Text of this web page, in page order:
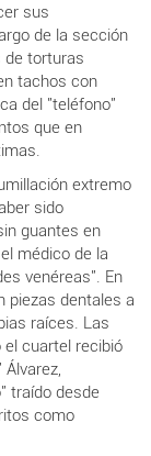
sus
de la sección
de torturas
tachos con
del "teléfono"
que en
extremo
sido
guantes en
médico de la
venéreas". En
piezas dentales a
raíces. Las
cuartel recibió
traído desde
como